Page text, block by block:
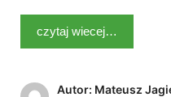
czytaj wiecej…
Autor: Mateusz